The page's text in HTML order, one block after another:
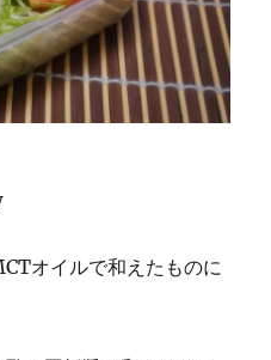
オイルで和えたものに